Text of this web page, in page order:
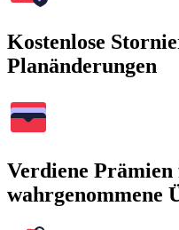
Kostenlose
Planänderungen
Verdiene
wahrgenommene